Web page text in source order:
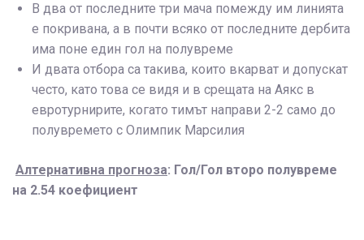
В два от последните три мача помежду им линията
е покривана, а в почти всяко от последните дербита
има поне един гол на полувреме
И двата отбора са такива, които вкарват и допускат
често, като това се видя и в срещата на Аякс в
евротурнирите, когато тимът направи 2-2 само до
полувремето с Олимпик Марсилия
Алтернативна прогноза: Гол/Гол второ полувреме
на 2.54 коефициент